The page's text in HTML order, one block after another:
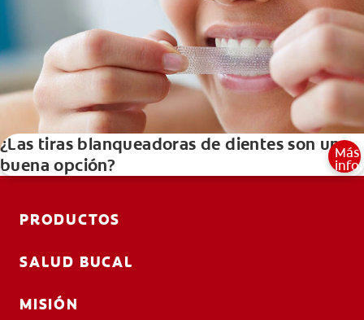
¿Las tiras blanqueadoras de dientes son una
buena opción?
Más
PRODUCTOS
SALUD BUCAL
MISIÓN